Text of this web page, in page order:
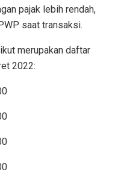
pajak lebih rendah,
saat transaksi.
merupakan daftar
2022: